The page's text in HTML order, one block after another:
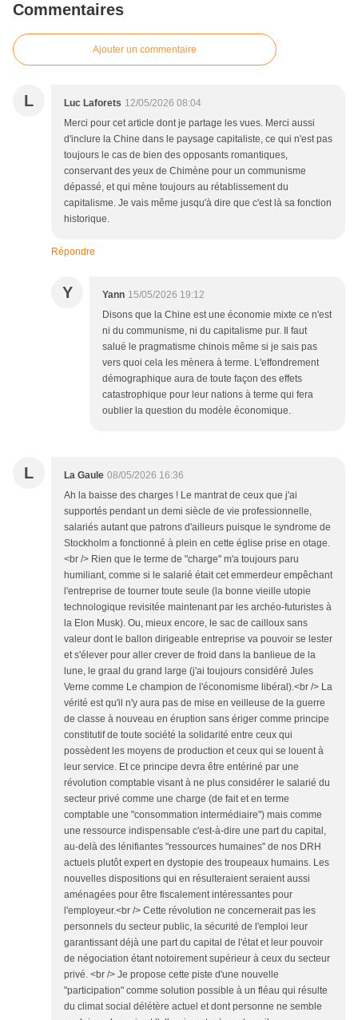
Commentaires
Ajouter un commentaire
L Luc Laforets 12/05/2026 08:04
Merci pour cet article dont je partage les vues. Merci aussi
d'inclure la Chine dans le paysage capitaliste, ce qui n'est pas
toujours le cas de bien des opposants romantiques,
conservant des yeux de Chimène pour un communisme
dépassé, et qui mène toujours au rétablissement du
capitalisme. Je vais même jusqu'à dire que c'est là sa fonction
historique.
Répondre
Y Yann 15/05/2026 19:12
Disons que la Chine est une économie mixte ce n'est
ni du communisme, ni du capitalisme pur. Il faut
salué le pragmatisme chinois même si je sais pas
vers quoi cela les mènera à terme. L'effondrement
démographique aura de toute façon des effets
catastrophique pour leur nations à terme qui fera
oublier la question du modèle économique.
L La Gaule 08/05/2026 16:36
Ah la baisse des charges ! Le mantrat de ceux que j'ai
supportés pendant un demi siècle de vie professionnelle,
salariés autant que patrons d'ailleurs puisque le syndrome de
Stockholm a fonctionné à plein en cette église prise en otage.
<br /> Rien que le terme de "charge" m'a toujours paru
humiliant, comme si le salarié était cet emmerdeur empêchant
l'entreprise de tourner toute seule (la bonne vieille utopie
technologique revisitée maintenant par les archéo-futuristes à
la Elon Musk). Ou, mieux encore, le sac de cailloux sans
valeur dont le ballon dirigeable entreprise va pouvoir se lester
et s'élever pour aller crever de froid dans la banlieue de la
lune, le graal du grand large (j'ai toujours considéré Jules
Verne comme Le champion de l'économisme libéral).<br /> La
vérité est qu'il n'y aura pas de mise en veilleuse de la guerre
de classe à nouveau en éruption sans ériger comme principe
constitutif de toute société la solidarité entre ceux qui
possèdent les moyens de production et ceux qui se louent à
leur service. Et ce principe devra être entériné par une
révolution comptable visant à ne plus considérer le salarié du
secteur privé comme une charge (de fait et en terme
comptable une "consommation intermédiaire") mais comme
une ressource indispensable c'est-à-dire une part du capital,
au-delà des lénifiantes "ressources humaines" de nos DRH
actuels plutôt expert en dystopie des troupeaux humains. Les
nouvelles dispositions qui en résulteraient seraient aussi
aménagées pour être fiscalement intéressantes pour
l'employeur.<br /> Cette révolution ne concernerait pas les
personnels du secteur public, la sécurité de l'emploi leur
garantissant déjà une part du capital de l'état et leur pouvoir
de négociation étant notoirement supérieur à ceux du secteur
privé. <br /> Je propose cette piste d'une nouvelle
"participation" comme solution possible à un fléau qui résulte
du climat social délétère actuel et dont personne ne semble